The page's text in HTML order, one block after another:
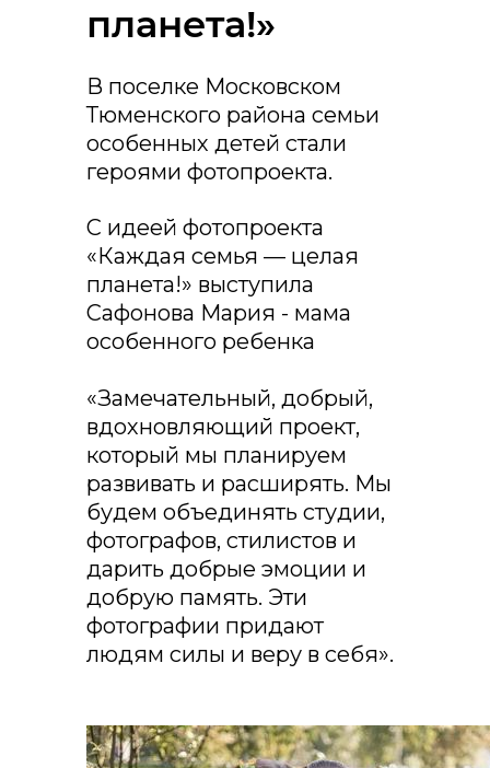
планета!»
В поселке Московском
Тюменского района семьи
особенных детей стали
героями фотопроекта.
С идеей фотопроекта
«Каждая семья — целая
планета!» выступила
Сафонова Мария - мама
особенного ребенка
«Замечательный, добрый,
вдохновляющий проект,
который мы планируем
развивать и расширять. Мы
будем объединять студии,
фотографов, стилистов и
дарить добрые эмоции и
добрую память. Эти
фотографии придают
людям силы и веру в себя».